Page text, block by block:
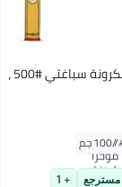
Haley هالي مكرونة سباغتي #500 ،
+ 1